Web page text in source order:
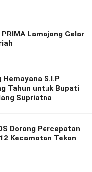
Lamajang Gelar
Hemayana S.I.P
Tahun untuk Bupati
Supriatna
Dorong Percepatan
Kecamatan Tekan